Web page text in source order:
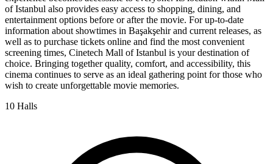
of Istanbul also provides easy access to shopping, dining, and
entertainment options before or after the movie. For up-to-date
information about showtimes in Başakşehir and current releases, as
well as to purchase tickets online and find the most convenient
screening times, Cinetech Mall of Istanbul is your destination of
choice. Bringing together quality, comfort, and accessibility, this
cinema continues to serve as an ideal gathering point for those who
wish to create unforgettable movie memories.
10 Halls